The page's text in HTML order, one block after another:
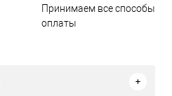
Принимаем все способы
оплаты